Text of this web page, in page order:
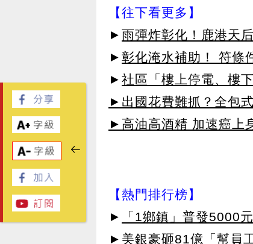
【往下看更多】
► 雨彈炸彰化！鹿港天
► 彰化淹水補助！ 符條
► 社區「樓上停電、樓
►出國花費難抓？全包
►高油高酒精 加速癌上
【熱門排行榜】
►
「1鄉鎮」普發5000
► 美銀豪砸81億「幫員